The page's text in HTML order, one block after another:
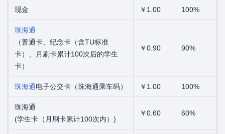
现金 ￥1.00 100%
珠海通
（普通卡、纪念卡（含TU标准
卡）、月刷卡累计100次后的学生
卡）
￥0.90 90%
珠海通电子公交卡（珠海通乘车码） ￥1.00 100%
珠海通
(学生卡（月刷卡累计100次内）)
￥0.60 60%